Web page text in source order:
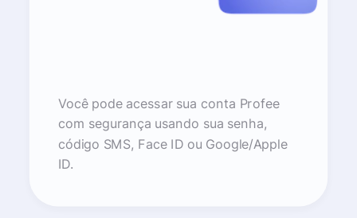
Você pode acessar sua conta Profee
com segurança usando sua senha,
código SMS, Face ID ou Google/Apple
ID.